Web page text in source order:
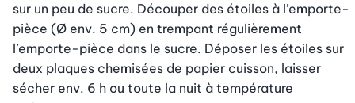
sur un peu de sucre. Découper des étoiles à l’emporte-
pièce (Ø env. 5 cm) en trempant régulièrement
l’emporte-pièce dans le sucre. Déposer les étoiles sur
deux plaques chemisées de papier cuisson, laisser
sécher env. 6 h ou toute la nuit à température